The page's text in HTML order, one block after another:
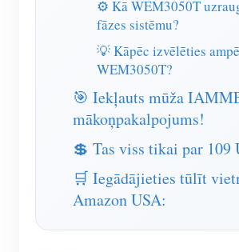
Lietojumprogrammas
Saules PV sistēmas enerģijas
Elektroenerģijas patēriņa monitors
PV sildītāja vadības sistēma
Mājas automatizācija
Rūpnīcas enerģijas uzraudzība
Veikals
Produkta īsais ievads
Dokuments
Apmācības video
FAQ
kopiena
Izstrādātājs
Izpētīt
Sazināties
⚙️ Kā WEM3050T
fāzes sistēmu?
💡 Kāpēc izvēlēties
WEM3050T?
🎯 Iekļauts mūža
mākoņpakalpojums!
💲 Tas viss tikai par 109
🛒 Iegādājieties tūlīt
Amazon USA: